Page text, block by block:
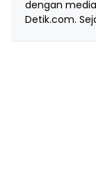
dengan
Detik.com.